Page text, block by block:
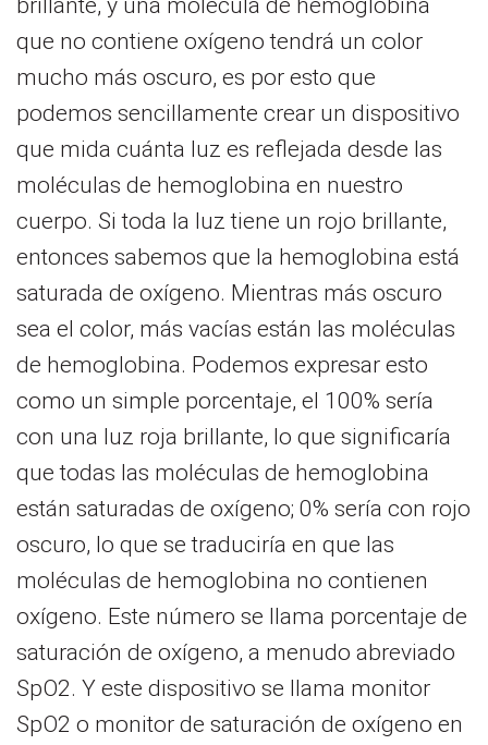
brillante, y una molécula de hemoglobina
que no contiene oxígeno tendrá un color
mucho más oscuro, es por esto que
podemos sencillamente crear un dispositivo
que mida cuánta luz es reflejada desde las
moléculas de hemoglobina en nuestro
cuerpo. Si toda la luz tiene un rojo brillante,
entonces sabemos que la hemoglobina está
saturada de oxígeno. Mientras más oscuro
sea el color, más vacías están las moléculas
de hemoglobina. Podemos expresar esto
como un simple porcentaje, el 100% sería
con una luz roja brillante, lo que significaría
que todas las moléculas de hemoglobina
están saturadas de oxígeno; 0% sería con rojo
oscuro, lo que se traduciría en que las
moléculas de hemoglobina no contienen
oxígeno. Este número se llama porcentaje de
saturación de oxígeno, a menudo abreviado
SpO2. Y este dispositivo se llama monitor
SpO2 o monitor de saturación de oxígeno en